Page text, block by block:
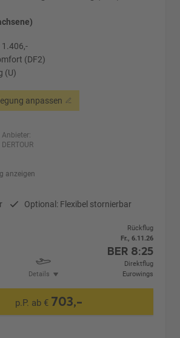
1.406,-
(DF2)
(U)
anpassen
Anbieter:
DERTOUR
anzeigen
Optional: Flexibel stornierbar
Details
Rückflug
Fr., 6.11.26
BER 8:25
Direktflug
Eurowings
p.P. ab € 703,-